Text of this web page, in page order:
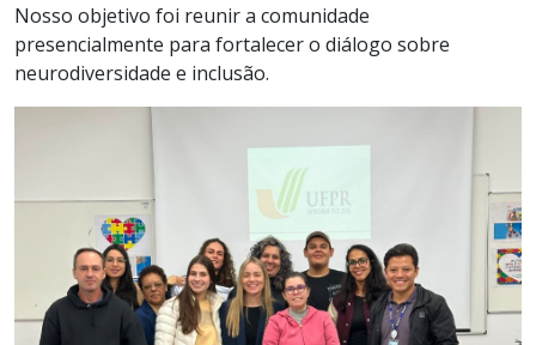
Nosso objetivo foi reunir a comunidade
presencialmente para fortalecer o diálogo sobre
neurodiversidade e inclusão.